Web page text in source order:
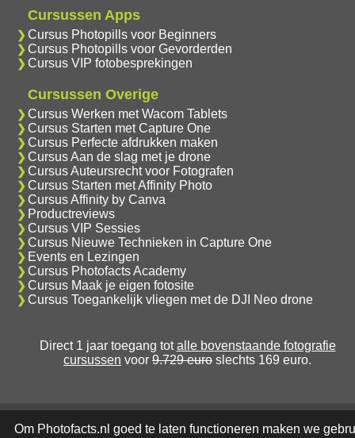
Cursussen Apps
Cursus Photopills voor Beginners
Cursus Photopills voor Gevorderden
Cursus VIP fotobesprekingen
Cursussen Overige
Cursus Werken met Wacom Tablets
Cursus Starten met Capture One
Cursus Perfecte afdrukken maken
Cursus Aan de slag met je drone
Cursus Auteursrecht voor Fotografen
Cursus Starten met Affinity Photo
Cursus Affinity by Canva
Productreviews
Cursus VIP Sessies
Cursus Nieuwe Technieken in Capture One
Events en Lezingen
Cursus Photofacts Academy
Cursus Maak je eigen fotosite
Cursus Toegankelijk vliegen met de DJI Neo drone
Direct 1 jaar toegang totalle bovenstaande fotografie
cursussen voor 9.729 euro slechts 169 euro.
Om Photofacts.nl goed te laten functioneren maken we